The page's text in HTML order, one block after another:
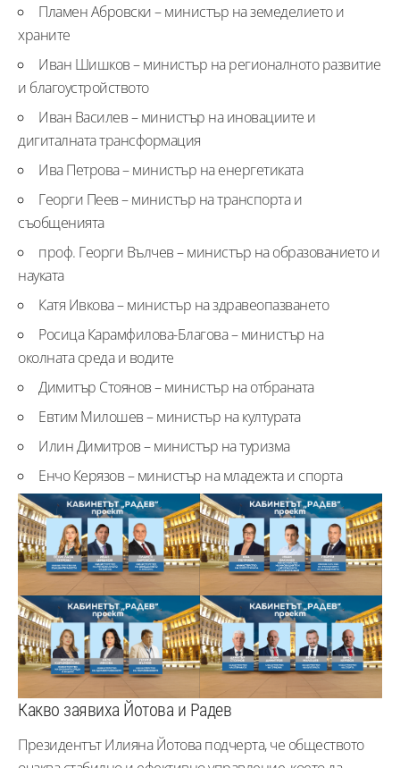
Пламен Абровски – министър на земеделието и
храните
Иван Шишков – министър на регионалното развитие
и благоустройството
Иван Василев – министър на иновациите и
дигиталната трансформация
Ива Петрова – министър на енергетиката
Георги Пеев – министър на транспорта и
съобщенията
проф. Георги Вълчев – министър на образованието и
науката
Катя Ивкова – министър на здравеопазването
Росица Карамфилова-Благова – министър на
околната среда и водите
Димитър Стоянов – министър на отбраната
Евтим Милошев – министър на културата
Илин Димитров – министър на туризма
Енчо Керязов – министър на младежта и спорта
Какво заявиха Йотова и Радев
Президентът Илияна Йотова подчерта, че обществото